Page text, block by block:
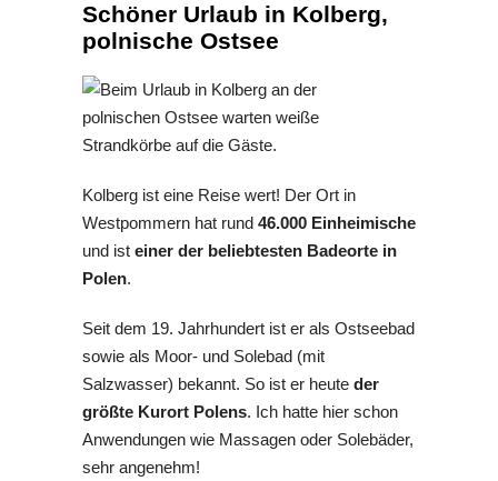
Schöner Urlaub in Kolberg,
polnische Ostsee
Kolberg ist eine Reise wert! Der Ort in
Westpommern hat rund 46.000 Einheimische
und ist einer der beliebtesten Badeorte in
Polen.
Seit dem 19. Jahrhundert ist er als Ostseebad
sowie als Moor- und Solebad (mit
Salzwasser) bekannt. So ist er heute der
größte Kurort Polens. Ich hatte hier schon
Anwendungen wie Massagen oder Solebäder,
sehr angenehm!